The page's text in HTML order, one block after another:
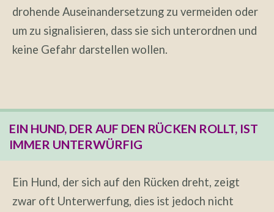
drohende Auseinandersetzung zu vermeiden oder
um zu signalisieren, dass sie sich unterordnen und
keine Gefahr darstellen wollen.
EIN HUND, DER AUF DEN RÜCKEN ROLLT, IST
IMMER UNTERWÜRFIG
Ein Hund, der sich auf den Rücken dreht, zeigt
zwar oft Unterwerfung, dies ist jedoch nicht